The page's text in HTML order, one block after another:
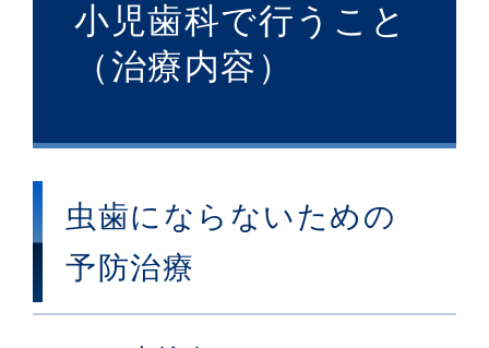
小児歯科で行うこと
（治療内容）
虫歯にならないための
予防治療